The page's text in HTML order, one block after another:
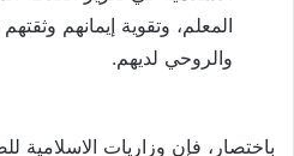
المعلم، وتقوية إيمانهم
والروحي لديهم.
باختصار، فإن وزاريات الاسلامية